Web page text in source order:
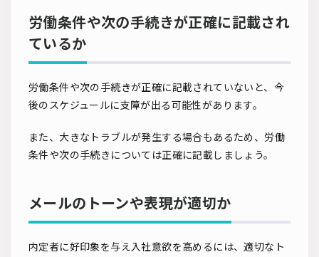
労働条件や次の手続きが正確に記載され
ているか
労働条件や次の手続きが正確に記載されていないと、今
後のスケジュールに支障が出る可能性があります。
また、大きなトラブルが発生する場合もあるため、労働
条件や次の手続きについては正確に記載しましょう。
メールのトーンや表現が適切か
内定者に好印象を与え入社意欲を高めるには、適切なト